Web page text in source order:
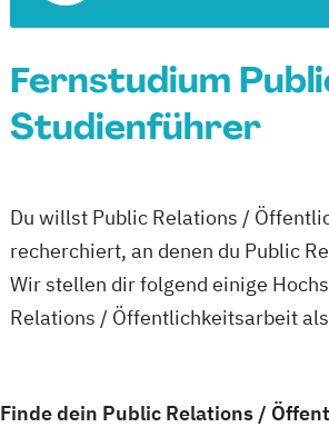
Fernstudium
Studienführer
Du willst Public Relations /
recherchiert, an denen du Public
Wir stellen dir folgend einige
Relations / Öffentlichkeitsarbeit
Finde dein Public Relations /